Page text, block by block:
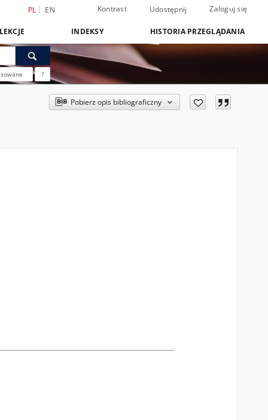
PL EN Kontrast Udostępnij Zaloguj się
INDEKSY HISTORIA PRZEGLĄDANIA
?
Pobierz opis bibliograficzny